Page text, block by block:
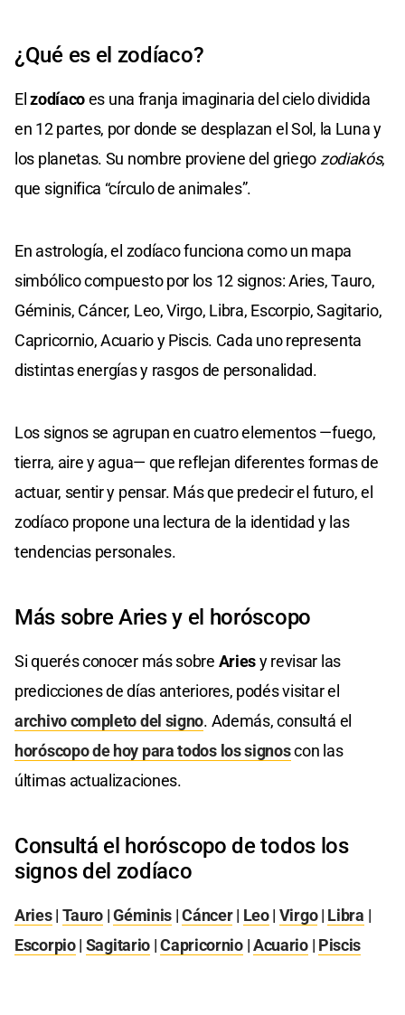
¿Qué es el zodíaco?
Elzodíacoes una franja imaginaria del cielo dividida
en 12 partes, por donde se desplazan el Sol, la Luna y
los planetas. Su nombre proviene del griego zodiakós,
que significa “círculo de animales”.
En astrología, el zodíaco funciona como un mapa
simbólico compuesto por los 12 signos: Aries, Tauro,
Géminis, Cáncer, Leo, Virgo, Libra, Escorpio, Sagitario,
Capricornio, Acuario y Piscis. Cada uno representa
distintas energías y rasgos de personalidad.
Los signos se agrupan en cuatro elementos —fuego,
tierra, aire y agua— que reflejan diferentes formas de
actuar, sentir y pensar. Más que predecir el futuro, el
zodíaco propone una lectura de la identidad y las
tendencias personales.
Más sobre Aries y el horóscopo
Si querés conocer más sobre Ariesy revisar las
predicciones de días anteriores, podés visitar el
archivo completo del signo. Además, consultá el
horóscopo de hoy para todos los signoscon las
últimas actualizaciones.
Consultá el horóscopo de todos los
signos del zodíaco
Aries| Tauro |Géminis |Cáncer| Leo| Virgo| Libra |
Escorpio| Sagitario |Capricornio|Acuario| Piscis